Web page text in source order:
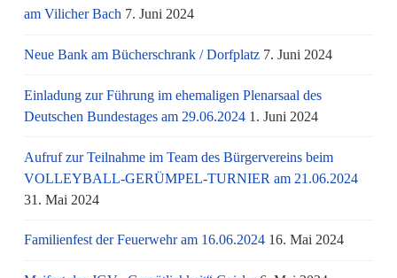
am Vi­li­cher Bach 7. Juni 2024
Neue Bank am Bücherschrank / Dorfplatz 7. Juni 2024
Einladung zur Führung im ehemaligen Plenarsaal des
Deutschen Bundestages am 29.06.2024 1. Juni 2024
Aufruf zur Teilnahme im Team des Bürgervereins beim
VOLLEYBALL-GERÜMPEL-TURNIER am 21.06.2024
31. Mai 2024
Familienfest der Feuerwehr am 16.06.2024 16. Mai 2024